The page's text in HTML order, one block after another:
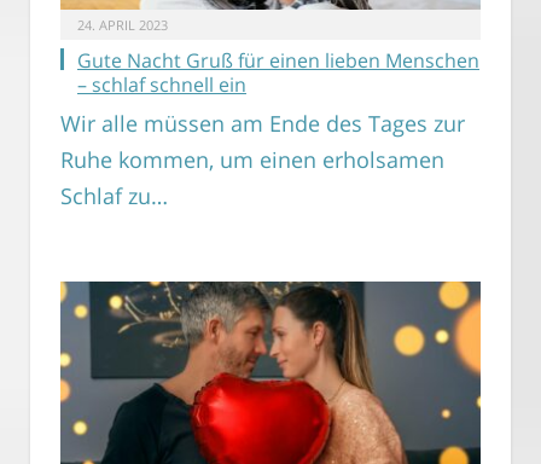
24. APRIL 2023
Gute Nacht Gruß für einen lieben Menschen
– schlaf schnell ein
Wir alle müssen am Ende des Tages zur
Ruhe kommen, um einen erholsamen
Schlaf zu…